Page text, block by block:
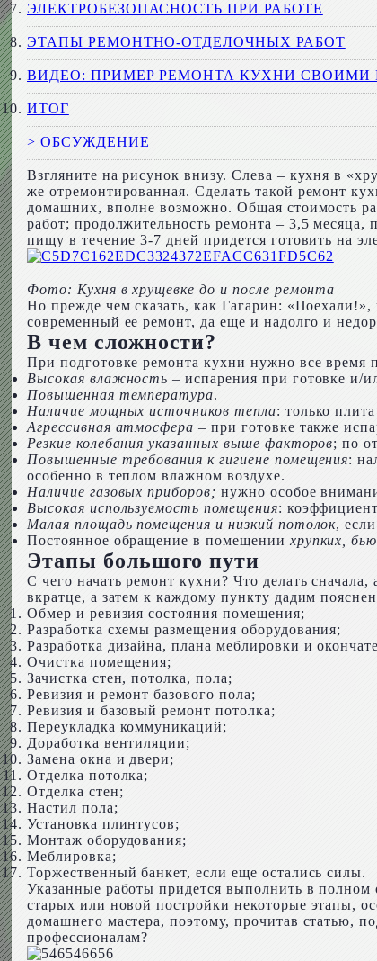
ЭЛЕКТРОБЕЗОПАСНОСТЬ ПРИ РАБОТЕ
ЭТАПЫ РЕМОНТНО-ОТДЕЛОЧНЫХ РАБОТ
ВИДЕО: ПРИМЕР РЕМОНТА КУХНИ СВОИМИ
ИТОГ
> ОБСУЖДЕНИЕ
Взгляните на рисунок внизу. Слева – кухня в
же отремонтированная. Сделать такой ремонт
домашних, вполне возможно. Общая стоимость
работ; продолжительность ремонта – 3,5 месяца,
пищу в течение 3-7 дней придется готовить на
Фото: Кухня в хрущевке до и после ремонта
Но прежде чем сказать, как Гагарин:
современный ее ремонт, да еще и надолго и
В чем сложности?
При подготовке ремонта кухни нужно все
Высокая влажность – испарения при готовке и/
Повышенная температура.
Наличие мощных источников тепла: только
Агрессивная атмосфера – при готовке также
Резкие колебания указанных выше факторов; по
Повышенные требования к гигиене помещения:
особенно в теплом влажном воздухе.
Наличие газовых приборов; нужно особое
Высокая используемость помещения:
Малая площадь помещения и низкий потолок,
Постоянное обращение в помещении хрупких,
Этапы большого пути
С чего начать ремонт кухни? Что делать
вкратце, а затем к каждому пункту дадим
Обмер и ревизия состояния помещения;
Разработка схемы размещения оборудования;
Разработка дизайна, плана меблировки и
Очистка помещения;
Зачистка стен, потолка, пола;
Ревизия и ремонт базового пола;
Ревизия и базовый ремонт потолка;
Переукладка коммуникаций;
Доработка вентиляции;
Замена окна и двери;
Отделка потолка;
Отделка стен;
Настил пола;
Установка плинтусов;
Монтаж оборудования;
Меблировка;
Торжественный банкет, если еще остались силы.
Указанные работы придется выполнить в
старых или новой постройки некоторые этапы,
домашнего мастера, поэтому, прочитав статью,
профессионалам?